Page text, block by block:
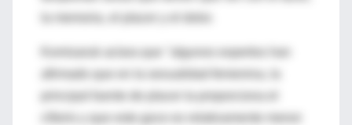
Komisaruk aclara que "algunos expertos han
clítoris y que este goce es relativamente menor